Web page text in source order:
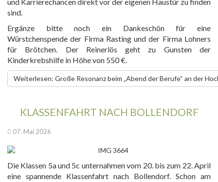
sind.
Ergänze bitte noch ein Dankeschön für eine
Würstchenspende der Firma Rasting und der Firma Lohners
für Brötchen. Der Reinerlös geht zu Gunsten der
Kinderkrebshilfe in Höhe von 550 €.
Weiterlesen: Große Resonanz beim „Abend der Berufe“ an der
KLASSENFAHRT NACH BOLLENDORF
07. Mai 2026
Die Klassen 5a und 5c unternahmen vom 20. bis zum 22. April
eine spannende Klassenfahrt nach Bollendorf. Schon am